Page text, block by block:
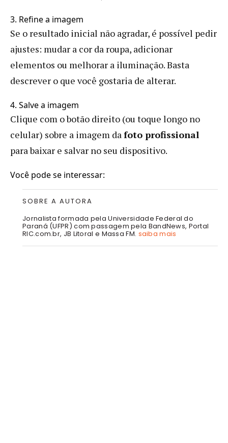
3. Refine a imagem
Se o resultado inicial não agradar, é possível pedir
ajustes: mudar a cor da roupa, adicionar
elementos ou melhorar a iluminação. Basta
descrever o que você gostaria de alterar.
4. Salve a imagem
Clique com o botão direito (ou toque longo no
celular) sobre a imagem dafoto profissional
para baixar e salvar no seu dispositivo.
Você pode se interessar:
SOBRE A AUTORA
Jornalista formada pela Universidade Federal do
Paraná (UFPR) com passagem pela BandNews, Portal
RIC.com.br, JB Litoral e Massa FM. saiba mais